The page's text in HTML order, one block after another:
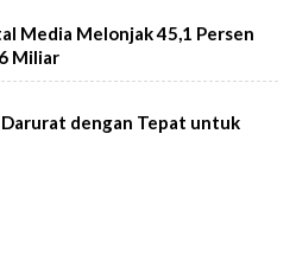
Media Melonjak 45,1 Persen
Miliar
Darurat dengan Tepat untuk